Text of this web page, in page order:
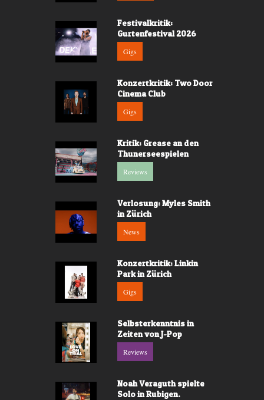
Festivalkritik:
Gurtenfestival 2026
Gigs
Konzertkritik: Two Door
Cinema Club
Gigs
Kritik: Grease an den
Thunerseespielen
Reviews
Verlosung: Myles Smith
in Zürich
News
Konzertkritik: Linkin
Park in Zürich
Gigs
Selbsterkenntnis in
Zeiten von J-Pop
Reviews
Noah Veraguth spielte
Solo in Rubigen.